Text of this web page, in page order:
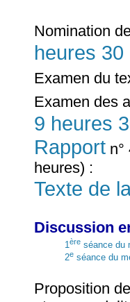
Nomination
heures 30
Examen du
Examen des
9 heures
Rapport
heures) :
Texte de
Discussion
1ère séance du
2e séance du
Proposition